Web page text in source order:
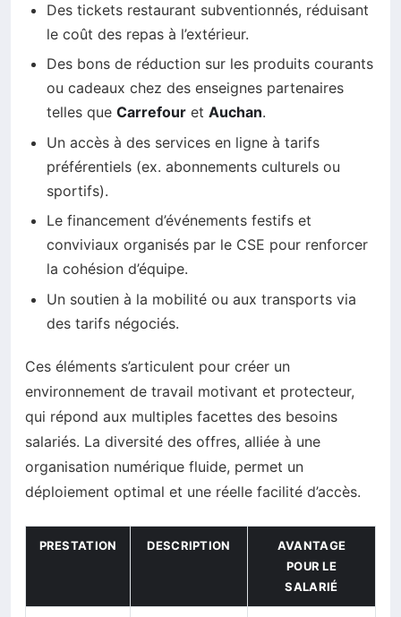
Des tickets restaurant subventionnés, réduisant
le coût des repas à l’extérieur.
Des bons de réduction sur les produits courants
ou cadeaux chez des enseignes partenaires
telles que Carrefour et Auchan.
Un accès à des services en ligne à tarifs
préférentiels (ex. abonnements culturels ou
sportifs).
Le financement d’événements festifs et
conviviaux organisés par le CSE pour renforcer
la cohésion d’équipe.
Un soutien à la mobilité ou aux transports via
des tarifs négociés.
Ces éléments s’articulent pour créer un
environnement de travail motivant et protecteur,
qui répond aux multiples facettes des besoins
salariés. La diversité des offres, alliée à une
organisation numérique fluide, permet un
déploiement optimal et une réelle facilité d’accès.
PRESTATION DESCRIPTION
AVANTAGE
POUR LE
SALARIÉ